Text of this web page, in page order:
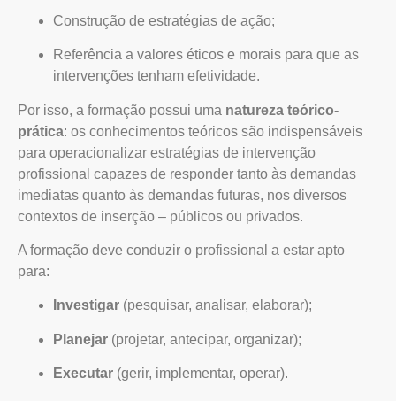
Construção de estratégias de ação;
Referência a valores éticos e morais para que as
intervenções tenham efetividade.
Por isso, a formação possui uma natureza teórico-
prática: os conhecimentos teóricos são indispensáveis
para operacionalizar estratégias de intervenção
profissional capazes de responder tanto às demandas
imediatas quanto às demandas futuras, nos diversos
contextos de inserção – públicos ou privados.
A formação deve conduzir o profissional a estar apto
para:
Investigar (pesquisar, analisar, elaborar);
Planejar (projetar, antecipar, organizar);
Executar (gerir, implementar, operar).